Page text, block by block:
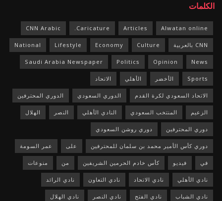
الكلمات
Alwatan online
Articles
Caricature.
CNN Arabic
CNN بالعربية Culture
Economy
Lifestyle
National
News
Opinion
Politics
Saudi Arabia Newspaper
Sports الأخضر الأهلي الاتحاد
الاتحاد السعودي لكرة القدم الدوري السعودي الدوري المحترفين
الزعيم المنتخب السعودي النادي الأهلي النصر الهلال
دوري المحترفين دوري روشن السعودي
دوري كأس الأمير محمد بن سلمان للمحترفين على عمر السومة
في فيديو كأس خادم الحرمين الشريفين من منوعات
نادي الأهلي نادي الاتحاد نادي التعاون نادي الرائد
نادي الشباب نادي الفتح نادي النصر نادي الهلال